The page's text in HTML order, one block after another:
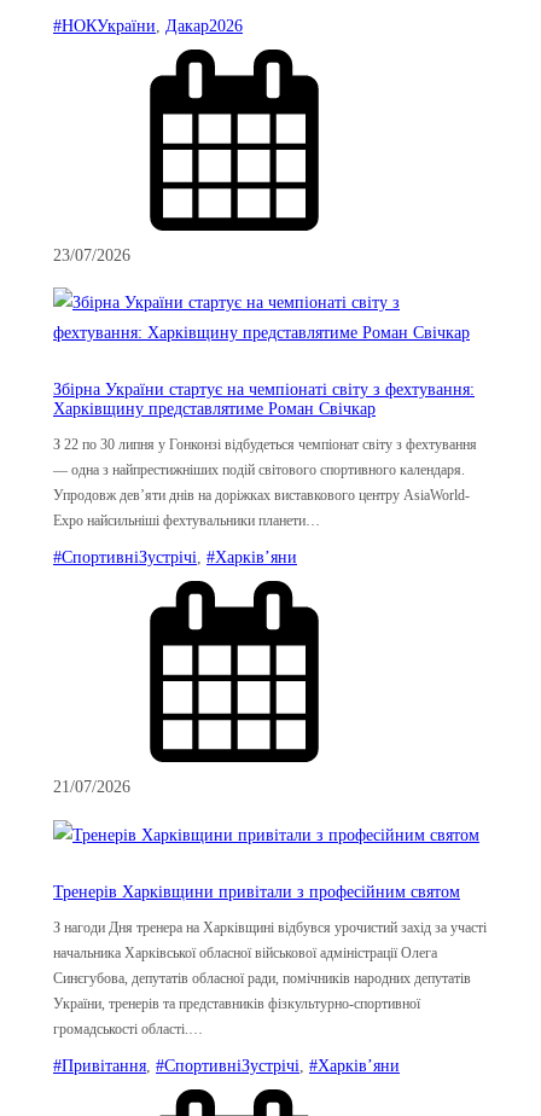
#НОКУкраїни Дакар2026
23/07/2026
Збірна України стартує на чемпіонаті світу з фехтування:
Харківщину представлятиме Роман Свічкар
З 22 по 30 липня у Гонконзі відбудеться чемпіонат світу з фехтування
— одна з найпрестижніших подій світового спортивного календаря.
Упродовж дев’яти днів на доріжках виставкового центру AsiaWorld-
Expo найсильніші фехтувальники планети…
#СпортивніЗустрічі, #Харків’яни
21/07/2026
Тренерів Харківщини привітали з професійним святом
З нагоди Дня тренера на Харківщині відбувся урочистий захід за участі
начальника Харківської обласної військової адміністрації Олега
Синєгубова, депутатів обласної ради, помічників народних депутатів
України, тренерів та представників фізкультурно-спортивної
громадськості області.…
#Привітання #СпортивніЗустрічі #Харків’яни